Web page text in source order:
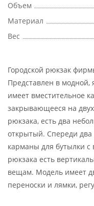
Объем
Материал
Вес
Городской рюкзак
Представлен в
имеет вместительное
закрывающееся на
рюкзака, есть два
открытый. Спереди
карманы для бутылки с
рюкзака есть
вещам. Модель имеет
переноски и лямки,